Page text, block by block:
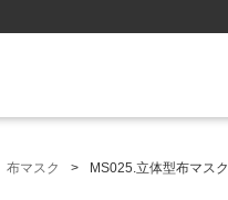
布マスク MS025.立体型布マスク